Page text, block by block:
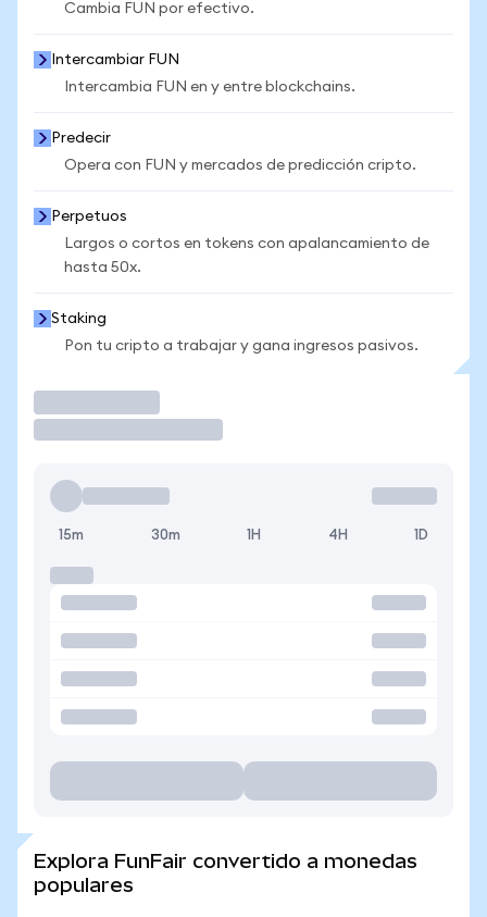
Cambia FUN por efectivo.
Intercambiar FUN
Intercambia FUN en y entre blockchains.
Predecir
Opera con FUN y mercados de predicción cripto.
Perpetuos
Largos o cortos en tokens con apalancamiento de
hasta 50x.
Staking
Pon tu cripto a trabajar y gana ingresos pasivos.
15m 30m 1H 4H 1D
Explora FunFair convertido a monedas
populares